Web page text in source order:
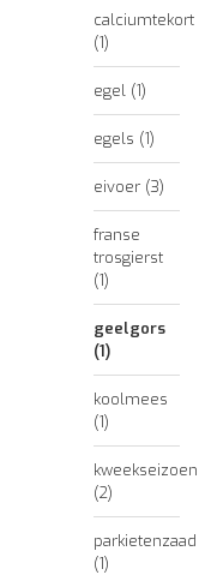
calciumtekort
(1)
egel (1)
egels (1)
eivoer (3)
franse
trosgierst
(1)
geelgors
(1)
koolmees
(1)
kweekseizoen
(2)
parkietenzaad
(1)